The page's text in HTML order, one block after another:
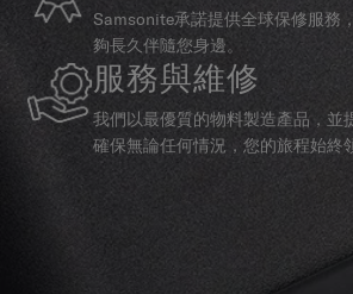
Samsonite承諾提供全球保修服務
夠長久伴隨您身邊。
服務與維修
我們以最優質的物料製造產品，並
確保無論任何情況，您的旅程始終